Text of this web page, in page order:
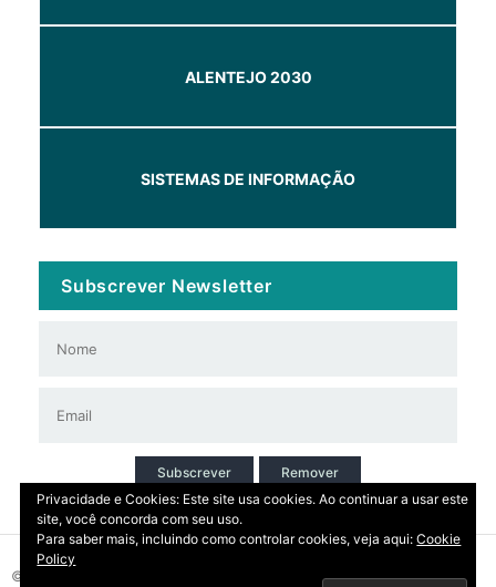
ALENTEJO 2030
SISTEMAS DE INFORMAÇÃO
Subscrever Newsletter
Subscrever Remover
© 2026 Copyright: DIRT | CCDR Alentejo, I.P.
Privacidade e Cookies: Este site usa cookies. Ao continuar a usar este
site, você concorda com seu uso.
Para saber mais, incluindo como controlar cookies, veja aqui:Cookie
Policy